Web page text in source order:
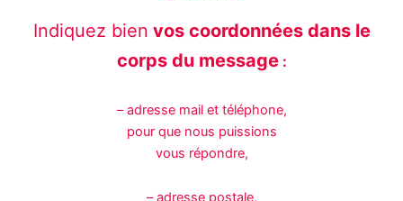
Indiquez bien vos coordonnées dans le
corps du message:
– adresse mail et téléphone,
pour que nous puissions
vous répondre,
– adresse postale,